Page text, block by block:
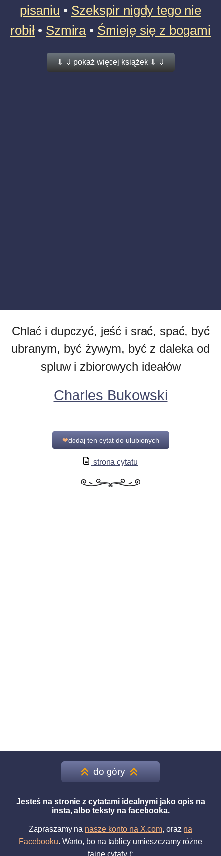
pisaniu • Szekspir nigdy tego nie
robił • Szmira • Śmieję się z bogami
⇓ ⇓ pokaż więcej książek ⇓ ⇓
Chlać i dupczyć, jeść i srać, spać, być
ubranym, być żywym, być z daleka od
spluw i zbiorowych ideałów
Charles Bukowski
❤dodaj ten cytat do ulubionych
strona cytatu
do góry
Jesteś na stronie z cytatami idealnymi jako opis na
insta, albo teksty na facebooka.
Zapraszamy na nasze konto na X.com, oraz na
Facebooku. Warto, bo na tablicy umieszczamy różne
fajne cytaty (: